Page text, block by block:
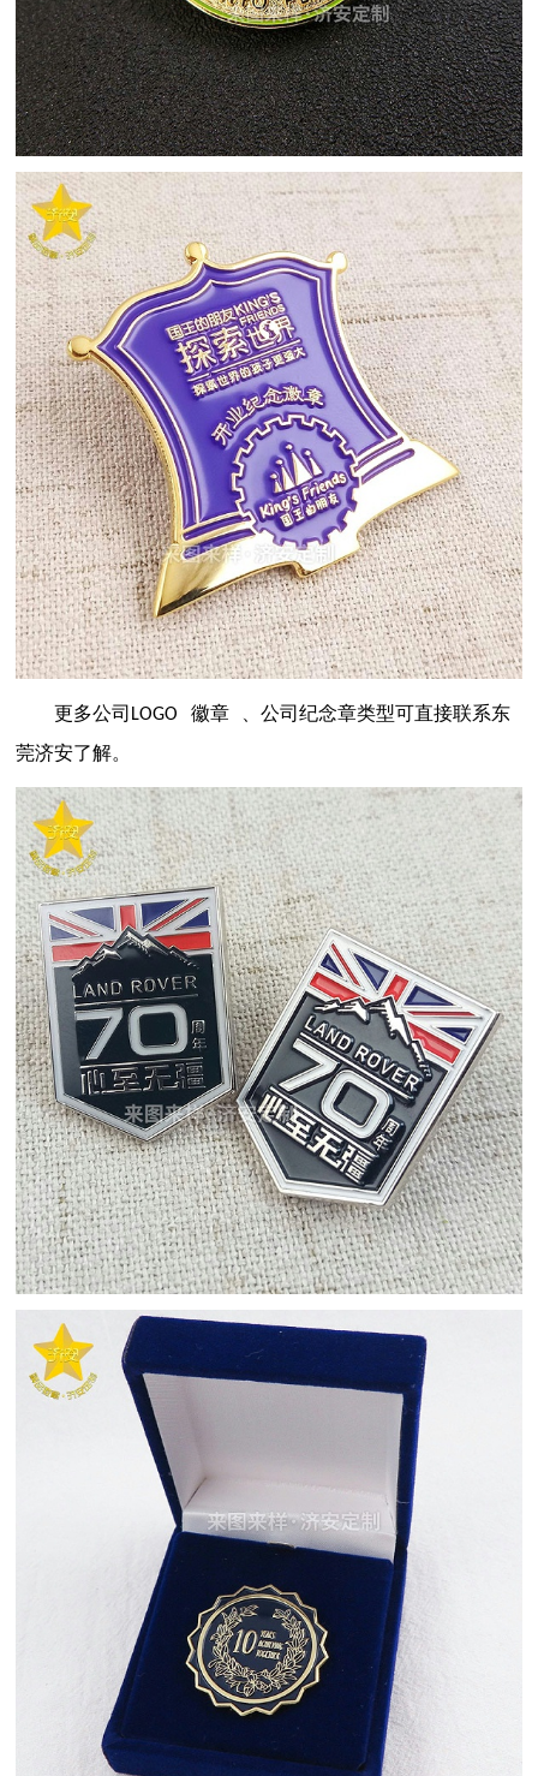
更多公司 LOGO 徽章
、公司纪念章类型可直接联系东
莞济安了解。